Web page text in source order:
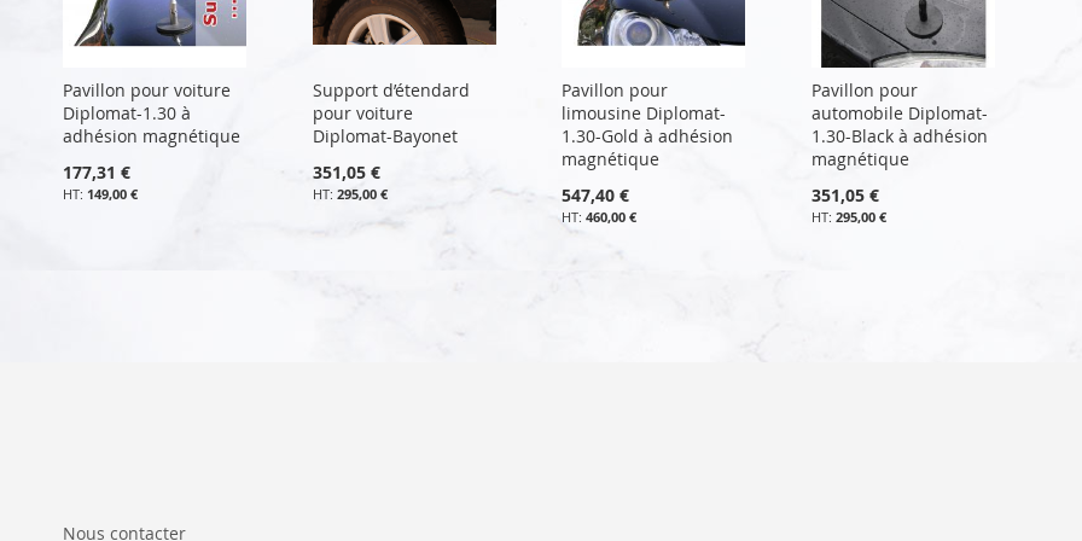
Pavillon pour voiture
Diplomat-1.30 à
adhésion magnétique
177,31 €
149,00 €
Support d’étendard
pour voiture
Diplomat-Bayonet
351,05 €
295,00 €
Pavillon pour
limousine Diplomat-
1.30-Gold à adhésion
magnétique
547,40 €
460,00 €
Pavillon pour
automobile Diplomat-
1.30-Black à adhésion
magnétique
351,05 €
295,00 €
Nous contacter